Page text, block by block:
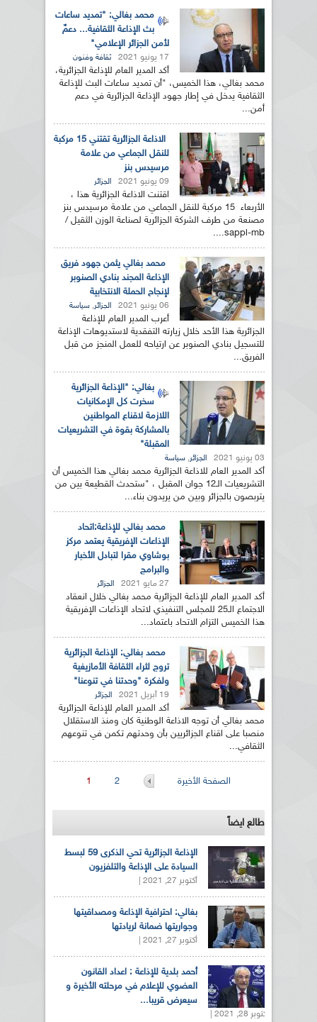
محمد بغالي: "تمديد ساعات
بث الإذاعة الثقافية... دعمٌ
لأمن الجزائر الإعلامي"
17 يونيو 2021 ثقافة وفنون
أكد المدير العام للإذاعة الجزائرية،
محمد بغالي، هذا الخميس، "أن تمديد ساعات البث للإذاعة
الثقافية يدخل في إطار جهود الإذاعة الجزائرية في دعم
أمن...
الاذاعة الجزائرية تقتني 15 مركبة
للنقل الجماعي من علامة
مرسيدس بنز
09 يونيو 2021 الجزائر
اقتنت الاذاعة الجزائرية هذا ،
الأربعاء 15 مركبة للنقل الجماعي من علامة مرسيدس بنز
مصنعة من طرف الشركة الجزائرية لصناعة الوزن الثقيل /
sappl-mb....
محمد بغالي يثمن جهود فريق
الإذاعة المجند بنادي الصنوبر
لإنجاح الحملة الانتخابية
06 يونيو 2021 الجزائر, سياسة
أعرب المدير العام للإذاعة
الجزائرية هذا الأحد خلال زيارته التفقدية لاستديوهات الإذاعة
للتسجيل بنادي الصنوبر عن ارتياحه للعمل المنجز من قبل
الفريق...
بغالي: "الإذاعة الجزائرية
سخرت كل الإمكانيات
اللازمة لاقناع المواطنين
بالمشاركة بقوة في التشريعيات
المقبلة"
03 يونيو 2021 الجزائر, سياسة
أكد المدير العام للاذاعة الجزائرية محمد بغالي هذا الخميس أن
التشريعيات الـ12 جوان المقبل ، "ستحدث القطيعة بين من
يتربصون بالجزائر وبين من يريدون بناء...
محمد بغالي للإذاعة:اتحاد
الإذاعات الإفريقية يعتمد مركز
بوشاوي مقرا لتبادل الأخبار
والبرامج
27 مايو 2021 الجزائر
أكد المدير العام للإذاعة الجزائرية محمد بغالي خلال انعقاد
الاجتماع الـ25 للمجلس التنفيذي لاتحاد الإذاعات الإفريقية
هذا الخميس التزام الاتحاد باعتماد...
محمد بغالي: الإذاعة الجزائرية
تروج لثراء الثقافة الأمازيغية
ولفكرة "وحدتنا في تنوعنا"
19 أبريل 2021 الجزائر
أكد المدير العام للإذاعة الجزائرية
محمد بغالي أن توجه الاذاعة الوطنية كان ومنذ الاستقلال
منصبا على اقناع الجزائريين بأن وحدتهم تكمن في تنوعهم
الثقافي...
الصفحات 1 2 الصفحة الأخيرة
طالع ايضاً
الإذاعة الجزائرية تحي الذكرى 59 لبسط
السيادة على الإذاعة والتلفزيون
أكتوبر 27, 2021 |
بغالي: احترافية الإذاعة ومصداقيتها
وجواريتها ضمانة لريادتها
أكتوبر 27, 2021 |
أحمد بلدية للإذاعة : اعداد القانون
العضوي للإعلام في مرحلته الأخيرة و
سيعرض قريبا...
أكتوبر 28, 2021 |